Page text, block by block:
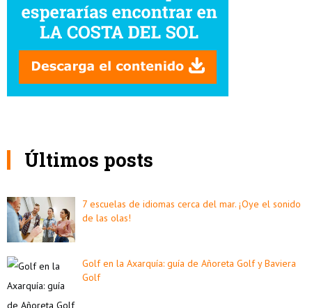
Últimos posts
7 escuelas de idiomas cerca del mar. ¡Oye el sonido
de las olas!
Golf en la Axarquía: guía de Añoreta Golf y Baviera
Golf